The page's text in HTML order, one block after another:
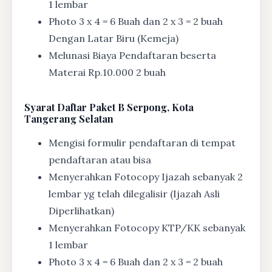
1 lembar
Photo 3 x 4 = 6 Buah dan 2 x 3 = 2 buah
Dengan Latar Biru (Kemeja)
Melunasi Biaya Pendaftaran beserta
Materai Rp.10.000 2 buah
SyaratDaftar Paket B Serpong, Kota
Tangerang Selatan
Mengisi formulir pendaftaran di tempat
pendaftaran atau bisa
Menyerahkan Fotocopy Ijazah sebanyak 2
lembar yg telah dilegalisir (Ijazah Asli
Diperlihatkan)
Menyerahkan Fotocopy KTP/KK sebanyak
1 lembar
Photo 3 x 4 = 6 Buah dan 2 x 3 = 2 buah